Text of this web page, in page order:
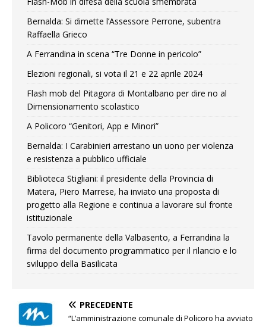
Bernalda: Si dimette l’Assessore Perrone, subentra
Raffaella Grieco
A Ferrandina in scena “Tre Donne in pericolo”
Elezioni regionali, si vota il 21 e 22 aprile 2024
Flash mob del Pitagora di Montalbano per dire no al
Dimensionamento scolastico
A Policoro “Genitori, App e Minori”
Bernalda: I Carabinieri arrestano un uono per violenza
e resistenza a pubblico ufficiale
Biblioteca Stigliani: il presidente della Provincia di
Matera, Piero Marrese, ha inviato una proposta di
progetto alla Regione e continua a lavorare sul fronte
istituzionale
Tavolo permanente della Valbasento, a Ferrandina la
firma del documento programmatico per il rilancio e lo
sviluppo della Basilicata
PRECEDENTE
“L’amministrazione comunale di Policoro ha avviato